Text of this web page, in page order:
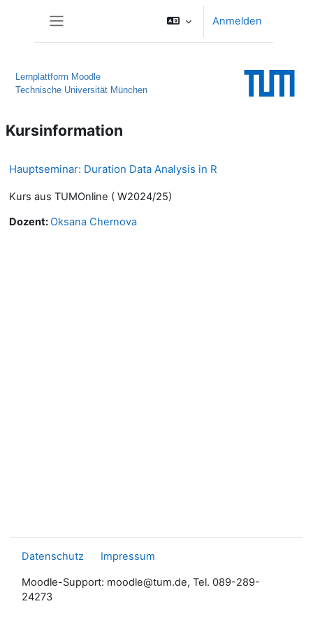
Anmelden
Lernplattform Moodle
Technische Universität München
Kursinformation
Hauptseminar: Duration Data Analysis in R
Kurs aus TUMOnline ( W2024/25)
Dozent:Oksana Chernova
Datenschutz Impressum
Moodle-Support: moodle@tum.de, Tel. 089-289-
24273